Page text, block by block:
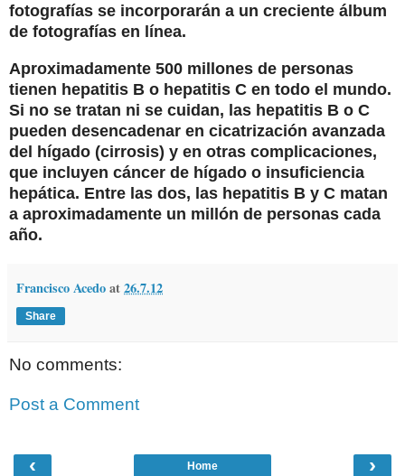
fotografías se incorporarán a un creciente álbum
de fotografías en línea.
Aproximadamente 500 millones de personas
tienen hepatitis B o hepatitis C en todo el mundo.
Si no se tratan ni se cuidan, las hepatitis B o C
pueden desencadenar en cicatrización avanzada
del hígado (cirrosis) y en otras complicaciones,
que incluyen cáncer de hígado o insuficiencia
hepática. Entre las dos, las hepatitis B y C matan
a aproximadamente un millón de personas cada
año.
Francisco Acedoat26.7.12
Share
No comments:
Post a Comment
‹ ›
Home